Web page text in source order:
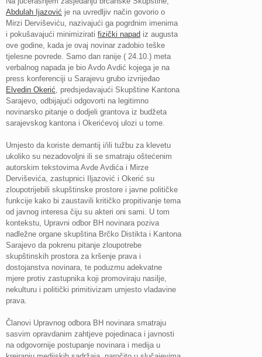
Abdulah Ijazović je na uvredljiv način govorio o
Mirzi Derviševiću, nazivajući ga pogrdnim imenima
i pokušavajući minimizirati fizički napad iz augusta
ove godine, kada je ovaj novinar zadobio teške
tjelesne povrede. Samo dan ranije ( 24.10.) meta
verbalnog napada je bio Avdo Avdić kojega je na
press konferenciji u Sarajevu grubo izvrijeđao
Elvedin Okerić, predsjedavajući Skupštine Kantona
Sarajevo, odbijajući odgovorti na legitimno
novinarsko pitanje o dodjeli grantova iz budžeta
sarajevskog kantona i Okerićevoj ulozi u tome.
Umjesto da koriste demantij i/ili tužbu za klevetu
ukoliko su nezadovoljni ili se smatraju oštećenim
autorskim tekstovima Avde Avdića i Mirze
Derviševića, zastupnici Iljazović i Okerić su
zloupotrijebili skupštinske prostore i javne političke
funkcije kako bi zaustavili kritičko propitivanje tema
od javnog interesa čiju su akteri oni sami. U tom
kontekstu, Upravni odbor BH novinara poziva
nadležne organe skupština Brčko Distikta i Kantona
Sarajevo da pokrenu pitanje zloupotrebe
skupštinskih prostora za kršenje prava i
dostojanstva novinara, te poduzmu adekvatne
mjere protiv zastupnika koji promoviraju nasilje,
nekulturu i politički primitivizam umjesto vladavine
prava.
Članovi Upravnog odbora BH novinara smatraju
sasvim opravdanim zahtjeve pojedinaca i javnosti
na odgovornije postupanje novinara i medija u